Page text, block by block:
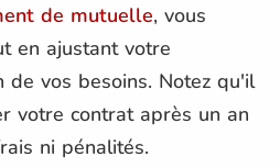
de mutuelle, vous
en ajustant votre
de vos besoins. Notez qu'il
votre contrat après un an
ni pénalités.